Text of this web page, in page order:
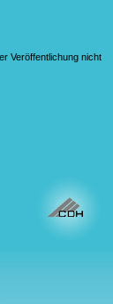
Veröffentlichung nicht